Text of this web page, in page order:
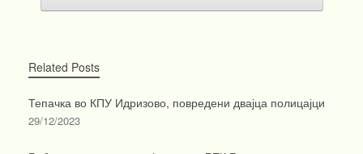
Related Posts
Тепачка во КПУ Идризово, повредени двајца полицајци
29/12/2023